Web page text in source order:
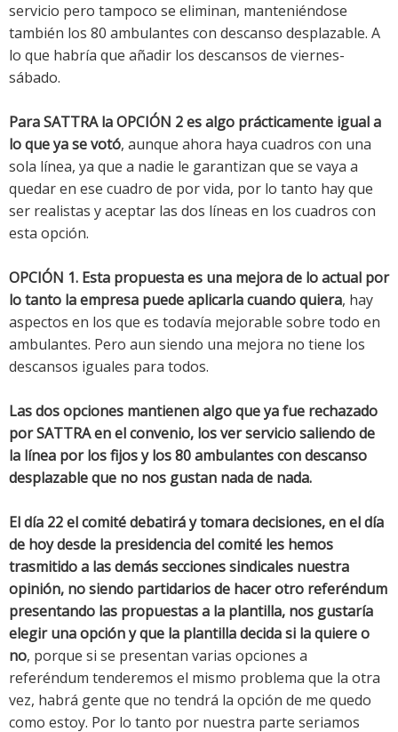
servicio pero tampoco se eliminan, manteniéndose
también los 80 ambulantes con descanso desplazable. A
lo que habría que añadir los descansos de viernes-
sábado.
Para SATTRA la OPCIÓN 2 es algo prácticamente igual a
lo que ya se votó, aunque ahora haya cuadros con una
sola línea, ya que a nadie le garantizan que se vaya a
quedar en ese cuadro de por vida, por lo tanto hay que
ser realistas y aceptar las dos líneas en los cuadros con
esta opción.
OPCIÓN 1. Esta propuesta es una mejora de lo actual por
lo tanto la empresa puede aplicarla cuando quiera, hay
aspectos en los que es todavía mejorable sobre todo en
ambulantes. Pero aun siendo una mejora no tiene los
descansos iguales para todos.
Las dos opciones mantienen algo que ya fue rechazado
por SATTRA en el convenio, los ver servicio saliendo de
la línea por los fijos y los 80 ambulantes con descanso
desplazable que no nos gustan nada de nada.
El día 22 el comité debatirá y tomara decisiones, en el día
de hoy desde la presidencia del comité les hemos
trasmitido a las demás secciones sindicales nuestra
opinión, no siendo partidarios de hacer otro referéndum
presentando las propuestas a la plantilla, nos gustaría
elegir una opción y que la plantilla decida si la quiere o
no, porque si se presentan varias opciones a
referéndum tenderemos el mismo problema que la otra
vez, habrá gente que no tendrá la opción de me quedo
como estoy. Por lo tanto por nuestra parte seriamos